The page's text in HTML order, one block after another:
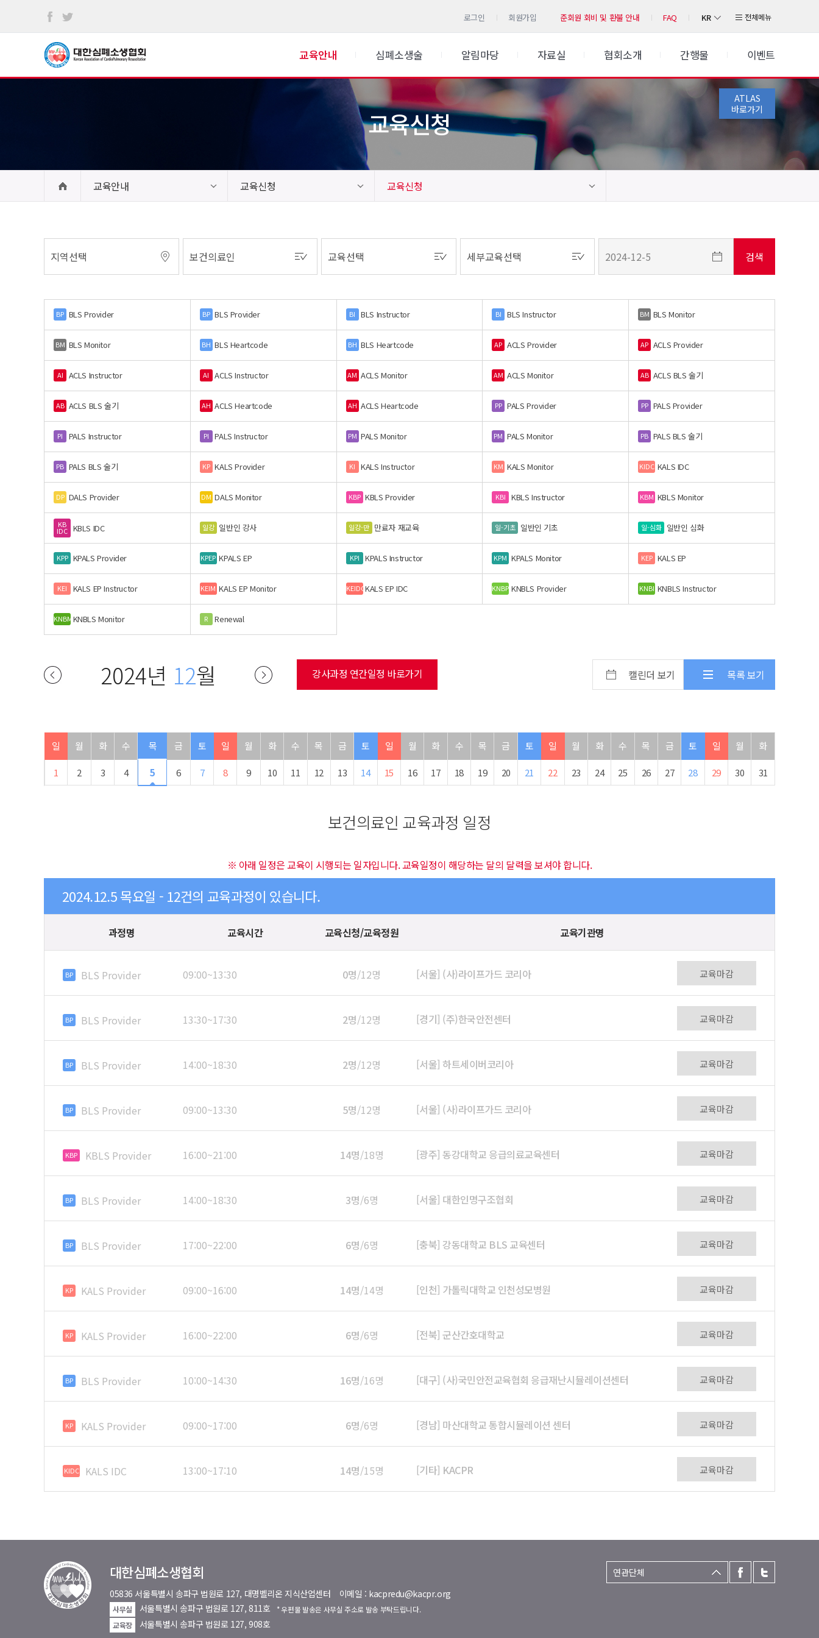
로그인 회원가입 준회원 회비 및 환불 안내 FAQ KR 전체메뉴
교육안내 심폐소생술 알림마당 자료실 협회소개 간행물 이벤트
ATLAS
바로가기
교육신청
교육안내 교육신청 교육신청
BP BLS Provider BP BLS Provider BI BLS Instructor BI BLS Instructor BM BLS Monitor
BM BLS Monitor BH BLS Heartcode BH BLS Heartcode AP ACLS Provider AP ACLS Provider
AI ACLS Instructor AI ACLS Instructor AM ACLS Monitor AM ACLS Monitor AB ACLS BLS 술기
AB ACLS BLS 술기 AH ACLS Heartcode AH ACLS Heartcode PP PALS Provider PP PALS Provider
PI PALS Instructor PI PALS Instructor PM PALS Monitor PM PALS Monitor PB PALS BLS 술기
PB PALS BLS 술기 KP KALS Provider KI KALS Instructor KM KALS Monitor KIDC KALS IDC
DP DALS Provider DM DALS Monitor KBP KBLS Provider KBI KBLS Instructor KBM KBLS Monitor
KB
IDC KBLS IDC 일강 일반인 강사 일강-만 만료자 재교육 일-기초 일반인 기초 일-심화 일반인 심화
KPP KPALS Provider KPEP KPALS EP KPI KPALS Instructor KPM KPALS Monitor KEP KALS EP
KEI KALS EP Instructor KEIM KALS EP Monitor KEIDCKALS EP IDC KNBP KNBLS Provider KNBI KNBLS Instructor
KNBM KNBLS Monitor R Renewal
2024년 12월 강사과정 연간일정 바로가기 캘린더 보기 목록 보기
일 월 화 수 목 금 토 일 월 화 수 목 금 토 일 월 화 수 목 금 토 일 월 화 수 목 금 토 일 월 화
1 2 3 4 5 6 7 8 9 10 11 12 13 14 15 16 17 18 19 20 21 22 23 24 25 26 27 28 29 30 31
보건의료인 교육과정 일정
※ 아래 일정은 교육이 시행되는 일자입니다. 교육일정이 해당하는 달의 달력을 보셔야 합니다.
2024.12.5 목요일 - 12건의 교육과정이 있습니다.
과정명 교육시간 교육신청/교육정원 교육기관명
BP BLS Provider 09:00~13:30 0명/12명 [서울] (사)라이프가드 코리아 교육마감
BP BLS Provider 13:30~17:30 2명/12명 [경기] (주)한국안전센터 교육마감
BP BLS Provider 14:00~18:30 2명/12명 [서울] 하트세이버코리아 교육마감
BP BLS Provider 09:00~13:30 5명/12명 [서울] (사)라이프가드 코리아 교육마감
KBP KBLS Provider 16:00~21:00 14명/18명 [광주] 동강대학교 응급의료교육센터 교육마감
BP BLS Provider 14:00~18:30 3명/6명 [서울] 대한인명구조협회 교육마감
BP BLS Provider 17:00~22:00 6명/6명 [충북] 강동대학교 BLS 교육센터 교육마감
KP KALS Provider 09:00~16:00 14명/14명 [인천] 가톨릭대학교 인천성모병원 교육마감
KP KALS Provider 16:00~22:00 6명/6명 [전북] 군산간호대학교 교육마감
BP BLS Provider 10:00~14:30 16명/16명 [대구] (사)국민안전교육협회 응급재난시뮬레이션센터 교육마감
KP KALS Provider 09:00~17:00 6명/6명 [경남] 마산대학교 통합시뮬레이션 센터 교육마감
KIDC KALS IDC 13:00~17:10 14명/15명 [기타] KACPR 교육마감
대한심폐소생협회
05836 서울특별시 송파구 법원로 127, 대명벨리온 지식산업센터 이메일 : kacpredu@kacpr.org
사무실 서울특별시 송파구 법원로 127, 811호
* 우편물 발송은 사무실 주소로 발송 부탁드립니다.
교육장
서울특별시 송파구 법원로 127, 908호